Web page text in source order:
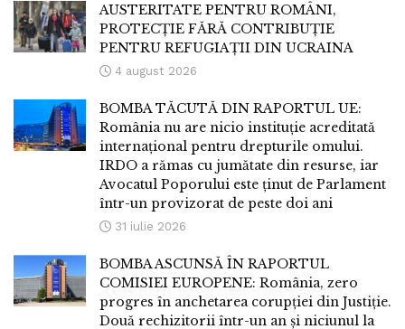
AUSTERITATE PENTRU ROMÂNI,
PROTECȚIE FĂRĂ CONTRIBUȚIE
PENTRU REFUGIAȚII DIN UCRAINA
4 august 2026
BOMBA TĂCUTĂ DIN RAPORTUL UE:
România nu are nicio instituție acreditată
internațional pentru drepturile omului.
IRDO a rămas cu jumătate din resurse, iar
Avocatul Poporului este ținut de Parlament
într-un provizorat de peste doi ani
31 iulie 2026
BOMBA ASCUNSĂ ÎN RAPORTUL
COMISIEI EUROPENE: România, zero
progres în anchetarea corupției din Justiție.
Două rechizitorii într-un an și niciunul la